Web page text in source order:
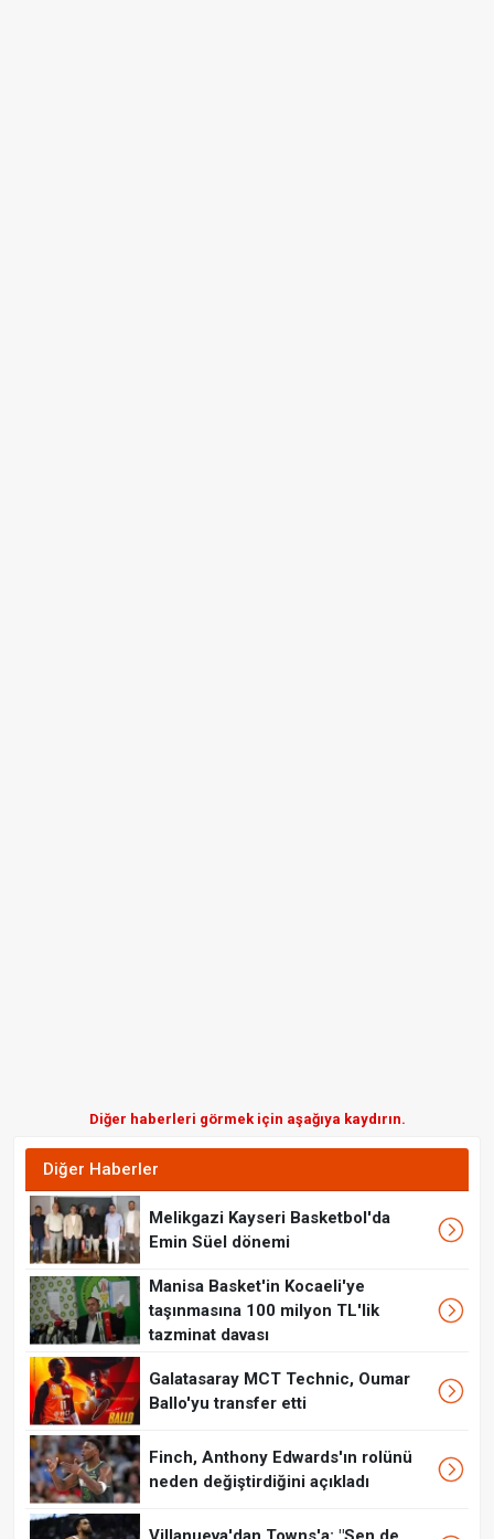
Diğer haberleri görmek için aşağıya kaydırın.
Diğer Haberler
Melikgazi Kayseri Basketbol'da
Emin Süel dönemi
Manisa Basket'in Kocaeli'ye
taşınmasına 100 milyon TL'lik
tazminat davası
Galatasaray MCT Technic, Oumar
Ballo'yu transfer etti
Finch, Anthony Edwards'ın rolünü
neden değiştirdiğini açıkladı